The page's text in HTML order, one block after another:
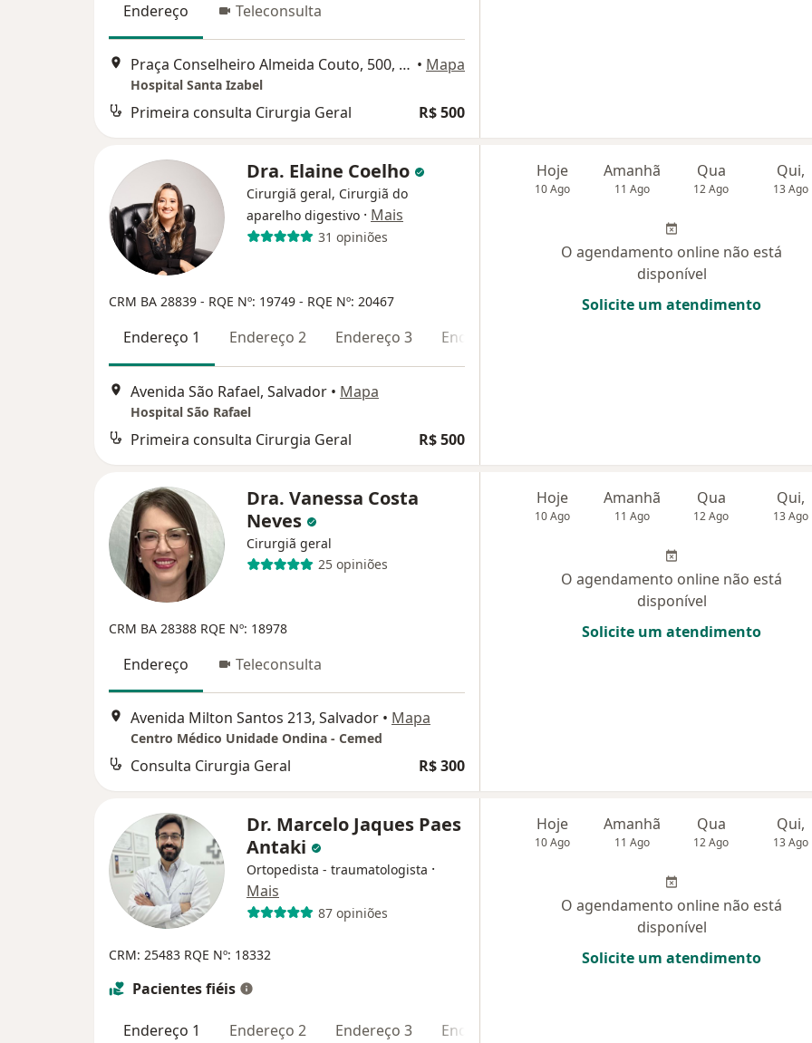
Endereço Teleconsulta
Praça Conselheiro Almeida Couto, 500, Salvador • Mapa
Hospital Santa Izabel
Primeira consulta Cirurgia Geral R$ 500
Dra. Elaine Coelho
Cirurgiã geral, Cirurgiã do
aparelho digestivo · Mais
31 opiniões
CRM BA 28839 - RQE Nº: 19749 - RQE Nº: 20467
Endereço 1 Endereço 2 Endereço 3 Endereço 4
Avenida São Rafael, Salvador • Mapa
Hospital São Rafael
Primeira consulta Cirurgia Geral R$ 500
Hoje
10 Ago
Amanhã
11 Ago
Qua
12 Ago
Qui,
13 Ago
O agendamento online não está
disponível
Solicite um atendimento
Dra. Vanessa Costa
Neves
Cirurgiã geral
25 opiniões
CRM BA 28388 RQE Nº: 18978
Endereço Teleconsulta
Avenida Milton Santos 213, Salvador • Mapa
Centro Médico Unidade Ondina - Cemed
Consulta Cirurgia Geral R$ 300
Hoje
10 Ago
Amanhã
11 Ago
Qua
12 Ago
Qui,
13 Ago
O agendamento online não está
disponível
Solicite um atendimento
Dr. Marcelo Jaques Paes
Antaki
Ortopedista - traumatologista ·
Mais
87 opiniões
CRM: 25483 RQE Nº: 18332
Pacientes fiéis
Endereço 1 Endereço 2 Endereço 3 Endereço 4
Hoje
10 Ago
Amanhã
11 Ago
Qua
12 Ago
Qui,
13 Ago
O agendamento online não está
disponível
Solicite um atendimento